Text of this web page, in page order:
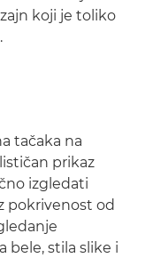
koji je toliko
tačaka na
prikaz
izgledati
pokrivenost od
bele, stila slike i